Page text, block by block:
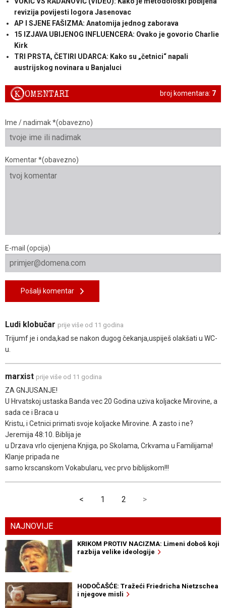
revizija povijesti logora Jasenovac
AP I SJENE FAŠIZMA: Anatomija jednog zaborava
15 IZJAVA UBIJENOG INFLUENCERA: Ovako je govorio Charlie
Kirk
TRI PRSTA, ČETIRI UDARCA: Kako su „četnici“ napali
austrijskog novinara u Banjaluci
broj komentara: 7
KOMENTARI
Ime / nadimak *(obavezno)
Komentar *(obavezno)
E-mail (opcija)
Pošalji komentar
Ludi klobučar prije više od 11 godina
Trijumf je i onda,kad se nakon dugog čekanja,uspiješ olakšati u WC-
u.
marxist prije više od 11 godina
ZA GNJUSANJE!
U Hrvatskoj ustaska Banda vec 20 Godina uziva koljacke Mirovine, a
sada ce i Braca u
Kristu, i Cetnici primati svoje koljacke Mirovine. A zasto i ne?
Jeremija 48:10. Biblija je
u Drzava vrlo cijenjena Knjiga, po Skolama, Crkvama u Familijama!
Klanje pripada ne
samo krscanskom Vokabularu, vec prvo biblijskom!!!
< 1 2 >
NAJNOVIJE
KRIKOM PROTIV NACIZMA: Limeni doboš koji
razbija velike ideologije
HODOČAŠĆE: Tražeći Friedricha Nietzschea
i njegove misli